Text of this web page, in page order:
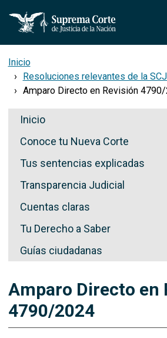
Inicio
Resoluciones relevantes de la
Amparo Directo en Revisión
Secciones de Transparencia
Inicio
Conoce tu Nueva Corte
Tus sentencias explicadas
Transparencia Judicial
Cuentas claras
Tu Derecho a Saber
Guías ciudadanas
Amparo Directo en
4790/2024